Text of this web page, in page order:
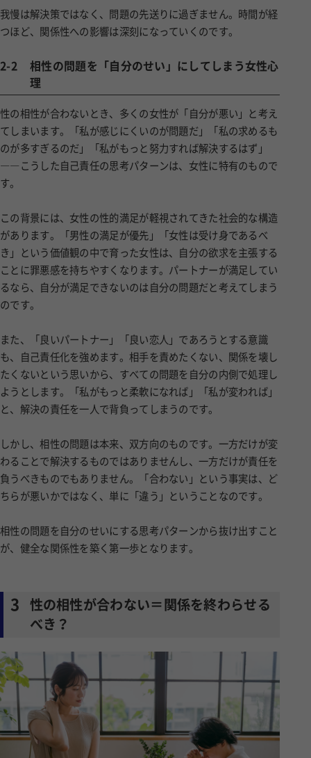
我慢は解決策ではなく、問題の先送りに過ぎません。時間が経
つほど、関係性への影響は深刻になっていくのです。
2-2
相性の問題を「自分のせい」にしてしまう女性心
理
性の相性が合わないとき、多くの女性が「自分が悪い」と考え
てしまいます。「私が感じにくいのが問題だ」「私の求めるも
のが多すぎるのだ」「私がもっと努力すれば解決するはず」
――こうした自己責任の思考パターンは、女性に特有のもので
す。
この背景には、女性の性的満足が軽視されてきた社会的な構造
があります。「男性の満足が優先」「女性は受け身であるべ
き」という価値観の中で育った女性は、自分の欲求を主張する
ことに罪悪感を持ちやすくなります。パートナーが満足してい
るなら、自分が満足できないのは自分の問題だと考えてしまう
のです。
また、「良いパートナー」「良い恋人」であろうとする意識
も、自己責任化を強めます。相手を責めたくない、関係を壊し
たくないという思いから、すべての問題を自分の内側で処理し
ようとします。「私がもっと柔軟になれば」「私が変われば」
と、解決の責任を一人で背負ってしまうのです。
しかし、相性の問題は本来、双方向のものです。一方だけが変
わることで解決するものではありませんし、一方だけが責任を
負うべきものでもありません。「合わない」という事実は、ど
ちらが悪いかではなく、単に「違う」ということなのです。
相性の問題を自分のせいにする思考パターンから抜け出すこと
が、健全な関係性を築く第一歩となります。
3
性の相性が合わない＝関係を終わらせる
べき？